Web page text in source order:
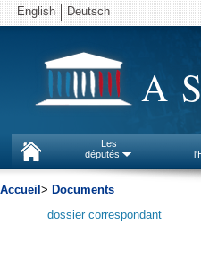
English Deutsch
Les
députés
Accueil > Documents
dossier correspondant